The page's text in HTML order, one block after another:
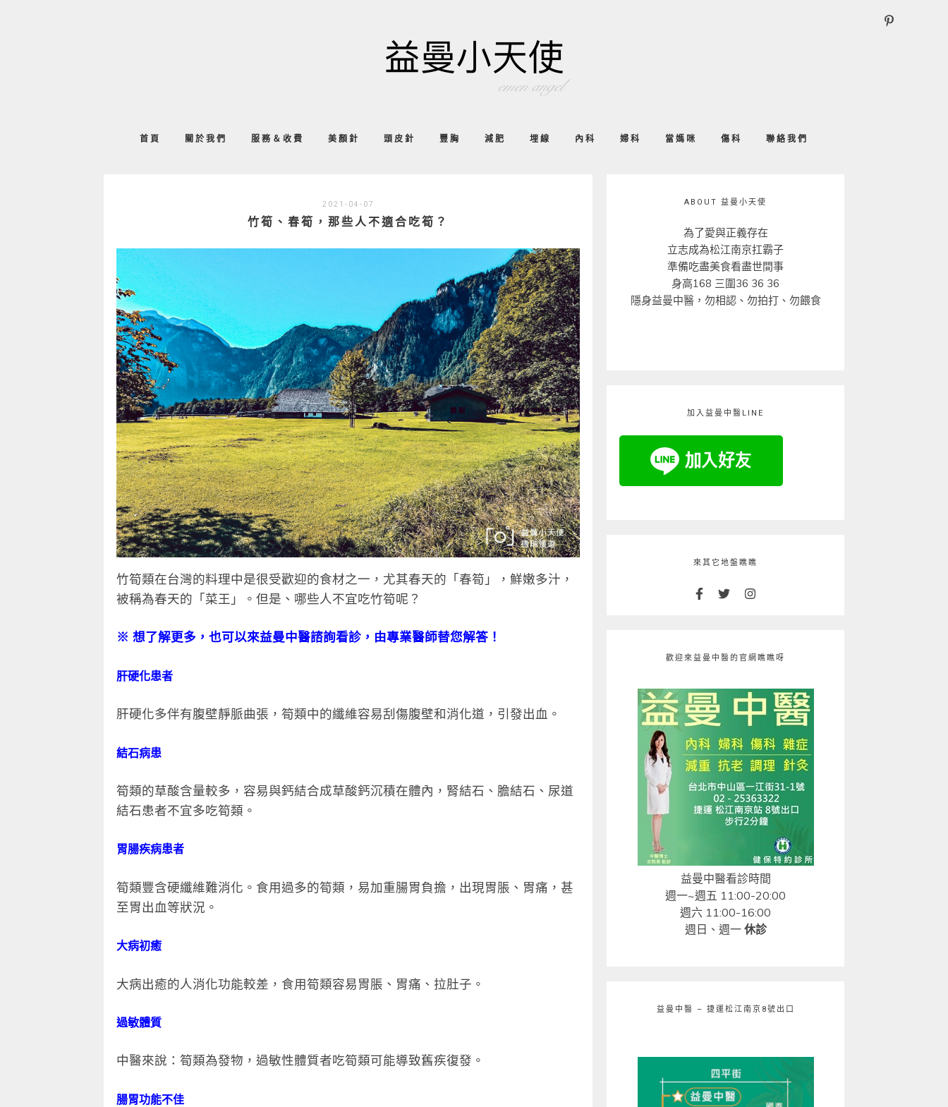
首頁 關於我們 服務＆收費 美顏針 頭皮針 豐胸 減肥 埋線 內科 婦科 當媽咪 傷科 聯絡我們
2021-04-07
竹筍、春筍，那些人不適合吃筍？
竹筍類在台灣的料理中是很受歡迎的食材之一，尤其春天的「春筍」，鮮嫩多汁，
被稱為春天的「菜王」。 但是、哪些人不宜吃竹筍呢？
※ 想了解更多，也可以來益曼中醫諮詢看診，由專業醫師替您解答！
肝硬化患者
肝硬化多伴有腹壁靜脈曲張，筍類中的纖維容易刮傷腹壁和消化道，引發出血。
結石病患
筍類的草酸含量較多，容易與鈣結合成草酸鈣沉積在體內，腎結石、膽結石、尿道
結石患者不宜多吃筍類。
胃腸疾病患者
筍類豐含硬纖維難消化。食用過多的筍類，易加重腸胃負擔，出現胃脹、胃痛，甚
至胃出血等狀況。
大病初癒
大病出癒的人消化功能較差，食用筍類容易胃脹、胃痛、拉肚子。
過敏體質
中醫來說：筍類為發物，過敏性體質者吃筍類可能導致舊疾復發。
腸胃功能不佳
ABOUT 益曼小天使
為了愛與正義存在
立志成為松江南京扛霸子
準備吃盡美食看盡世間事
身高168 三圍36 36 36
隱身益曼中醫，勿相認、勿拍打、勿餵食
加入益曼中醫LINE
來其它地盤瞧瞧
歡迎來益曼中醫的官網瞧瞧呀
益曼中醫看診時間
週一~週五 11:00-20:00
週六 11:00-16:00
週日、週一 休診
益曼中醫 – 捷運松江南京8號出口